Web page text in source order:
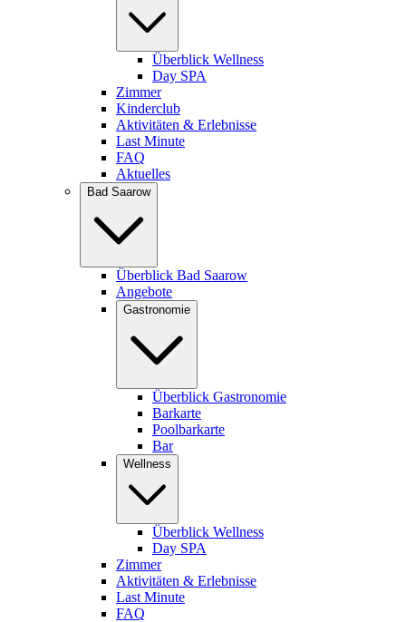
Überblick Wellness
Day SPA
Zimmer
Kinderclub
Aktivitäten & Erlebnisse
Last Minute
FAQ
Aktuelles
Bad Saarow
Überblick Bad Saarow
Angebote
Gastronomie
Überblick Gastronomie
Barkarte
Poolbarkarte
Bar
Wellness
Überblick Wellness
Day SPA
Zimmer
Aktivitäten & Erlebnisse
Last Minute
FAQ